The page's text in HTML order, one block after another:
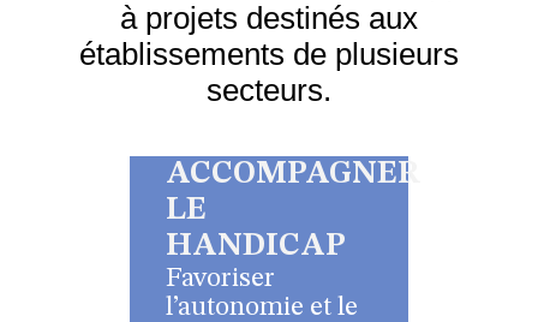
à projets destinés aux
établissements de plusieurs
secteurs.
ACCOMPAGNER
LE
HANDICAP
Favoriser
l’autonomie et le